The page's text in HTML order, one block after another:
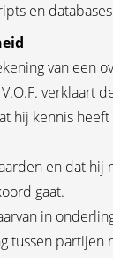
en
van een
verklaart
hij kennis heeft
en dat hij
gaat.
in
tussen partijen